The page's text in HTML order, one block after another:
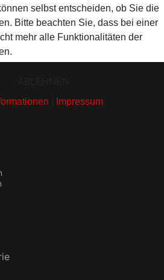
selbst entscheiden, ob Sie die
Bitte beachten Sie, dass bei einer
mehr alle Funktionalitäten der
Impressum